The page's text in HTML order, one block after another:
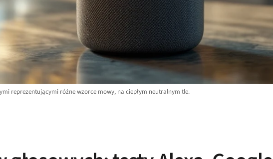
reprezentującymi różne wzorce mowy, na ciepłym neutralnym tle.